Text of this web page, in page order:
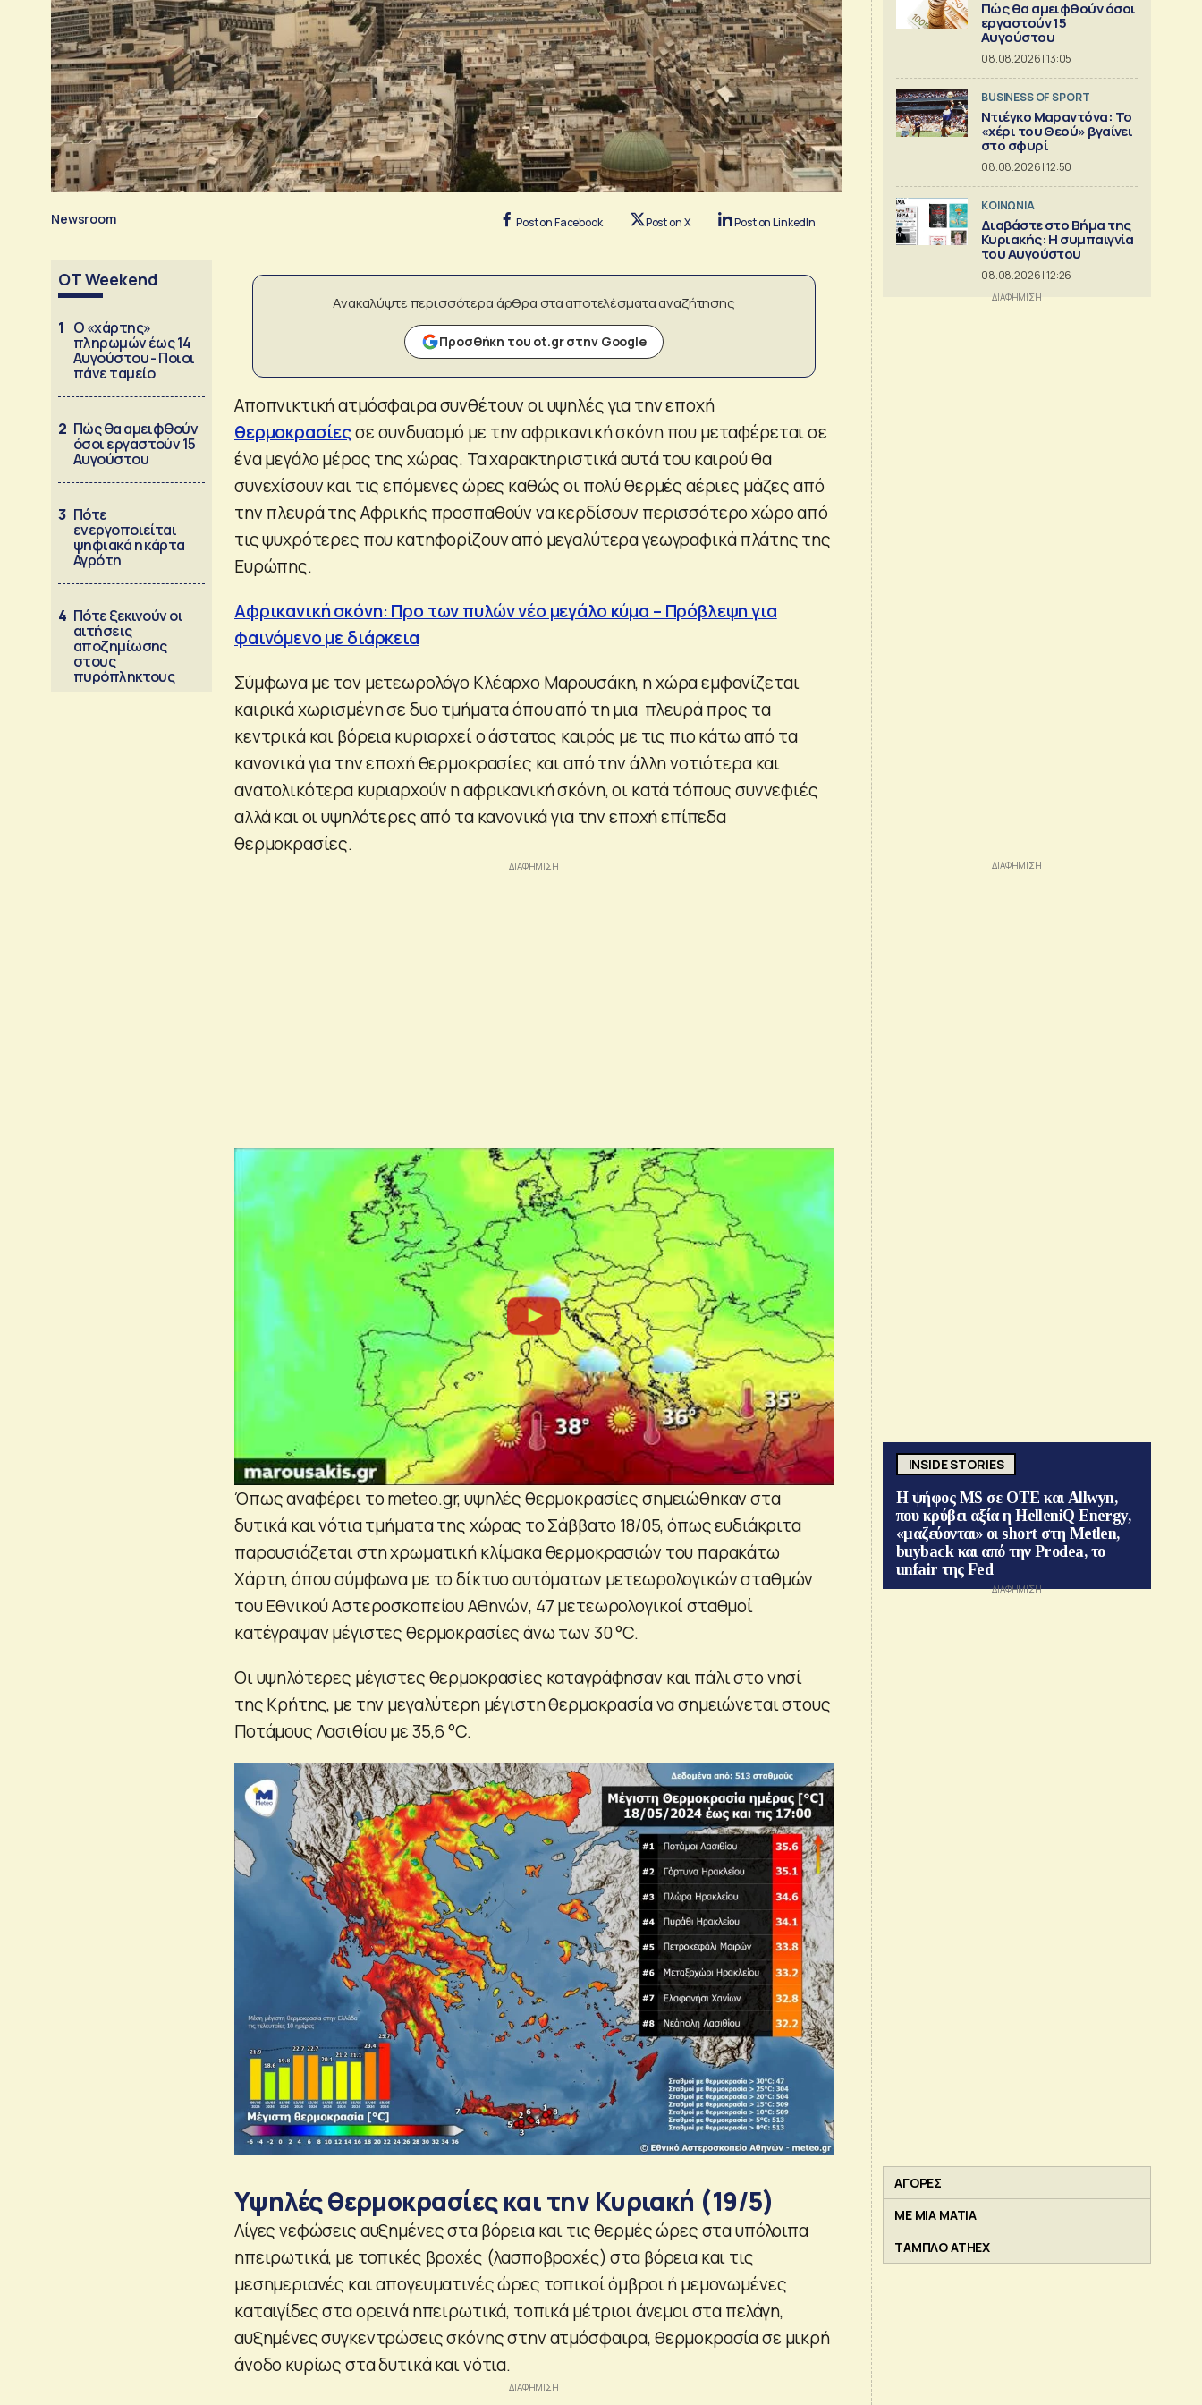
Newsroom Post on Facebook Post on X Post on LinkedIn
OT Weekend
1 Ο «χάρτης»
πληρωμών έως 14
Αυγούστου - Ποιοι
πάνε ταμείο
2 Πώς θα αμειφθούν
όσοι εργαστούν 15
Αυγούστου
3 Πότε
ενεργοποιείται
ψηφιακά η κάρτα
Αγρότη
4 Πότε ξεκινούν οι
αιτήσεις
αποζημίωσης
στους
πυρόπληκτους
Ανακαλύψτε περισσότερα άρθρα στα αποτελέσματα αναζήτησης
Προσθήκη του ot.gr στην Google
Αποπνικτική ατμόσφαιρα συνθέτουν οι υψηλές για την εποχή
θερμοκρασίεςσε συνδυασμό με την αφρικανική σκόνη που μεταφέρεται σε
ένα μεγάλο μέρος της χώρας. Τα χαρακτηριστικά αυτά του καιρού θα
συνεχίσουν και τις επόμενες ώρες καθώς οι πολύ θερμές αέριες μάζες από
την πλευρά της Αφρικής προσπαθούν να κερδίσουν περισσότερο χώρο από
τις ψυχρότερες που κατηφορίζουν από μεγαλύτερα γεωγραφικά πλάτης της
Ευρώπης.
Αφρικανική σκόνη: Προ των πυλών νέο μεγάλο κύμα – Πρόβλεψη για
φαινόμενο με διάρκεια
Σύμφωνα με τον μετεωρολόγο Κλέαρχο Μαρουσάκη, η χώρα εμφανίζεται
καιρικά χωρισμένη σε δυο τμήματα όπου από τη μια πλευρά προς τα
κεντρικά και βόρεια κυριαρχεί ο άστατος καιρός με τις πιο κάτω από τα
κανονικά για την εποχή θερμοκρασίες και από την άλλη νοτιότερα και
ανατολικότερα κυριαρχούν η αφρικανική σκόνη, οι κατά τόπους συννεφιές
αλλά και οι υψηλότερες από τα κανονικά για την εποχή επίπεδα
θερμοκρασίες.
Όπως αναφέρει το meteo.gr, υψηλές θερμοκρασίες σημειώθηκαν στα
δυτικά και νότια τμήματα της χώρας το Σάββατο 18/05, όπως ευδιάκριτα
παρουσιάζεται στη χρωματική κλίμακα θερμοκρασιών του παρακάτω
Χάρτη, όπου σύμφωνα με το δίκτυο αυτόματων μετεωρολογικών σταθμών
του Εθνικού Αστεροσκοπείου Αθηνών, 47 μετεωρολογικοί σταθμοί
κατέγραψαν μέγιστες θερμοκρασίες άνω των 30 °C.
Οι υψηλότερες μέγιστες θερμοκρασίες καταγράφησαν και πάλι στο νησί
της Κρήτης, με την μεγαλύτερη μέγιστη θερμοκρασία να σημειώνεται στους
Ποτάμους Λασιθίου με 35,6 °C.
Υψηλές θερμοκρασίες και την Κυριακή (19/5)
Λίγες νεφώσεις αυξημένες στα βόρεια και τις θερμές ώρες στα υπόλοιπα
ηπειρωτικά, με τοπικές βροχές (λασποβροχές) στα βόρεια και τις
μεσημεριανές και απογευματινές ώρες τοπικοί όμβροι ή μεμονωμένες
καταιγίδες στα ορεινά ηπειρωτικά, τοπικά μέτριοι άνεμοι στα πελάγη,
αυξημένες συγκεντρώσεις σκόνης στην ατμόσφαιρα, θερμοκρασία σε μικρή
άνοδο κυρίως στα δυτικά και νότια.
Πώς θα αμειφθούν όσοι
εργαστούν 15
Αυγούστου
08.08.2026 | 13:05
BUSINESS OF SPORT
Ντιέγκο Μαραντόνα: Το
«χέρι του Θεού» βγαίνει
στο σφυρί
08.08.2026 | 12:50
ΚΟΙΝΩΝΙΑ
Διαβάστε στο Βήμα της
Κυριακής: Η συμπαιγνία
του Αυγούστου
08.08.2026 | 12:26
INSIDE STORIES
Η ψήφος MS σε ΟΤΕ και Allwyn,
που κρύβει αξία η HelleniQ Energy,
«μαζεύονται» οι short στη Metlen,
buyback και από την Prodea, το
unfair της Fed
ΑΓΟΡΕΣ
ΜΕ ΜΙΑ ΜΑΤΙΑ
ΤΑΜΠΛΟ ATHEX